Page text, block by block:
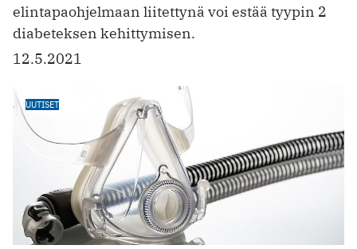
elintapaohjelmaan liitettynä voi estää tyypin 2
diabeteksen kehittymisen.
12.5.2021
UUTISET